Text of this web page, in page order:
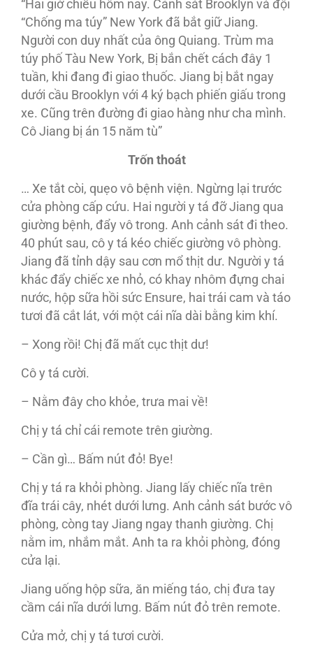
“Hai giờ chiều hôm nay. Cảnh sát Brooklyn và đội
“Chống ma túy” New York đã bắt giữ Jiang.
Người con duy nhất của ông Quiang. Trùm ma
túy phố Tàu New York, Bị bắn chết cách đây 1
tuần, khi đang đi giao thuốc. Jiang bị bắt ngay
dưới cầu Brooklyn với 4 ký bạch phiến giấu trong
xe. Cũng trên đường đi giao hàng như cha mình.
Cô Jiang bị án 15 năm tù”
Trốn thoát
… Xe tắt còi, quẹo vô bệnh viện. Ngừng lại trước
cửa phòng cấp cứu. Hai người y tá đỡ Jiang qua
giường bệnh, đẩy vô trong. Anh cảnh sát đi theo.
40 phút sau, cô y tá kéo chiếc giường vô phòng.
Jiang đã tỉnh dậy sau cơn mổ thịt dư. Người y tá
khác đẩy chiếc xe nhỏ, có khay nhôm đựng chai
nước, hộp sữa hồi sức Ensure, hai trái cam và táo
tươi đã cắt lát, với một cái nĩa dài bằng kim khí.
– Xong rồi! Chị đã mất cục thịt dư!
Cô y tá cười.
– Nằm đây cho khỏe, trưa mai về!
Chị y tá chỉ cái remote trên giường.
– Cần gì… Bấm nút đỏ! Bye!
Chị y tá ra khỏi phòng. Jiang lấy chiếc nĩa trên
đĩa trái cây, nhét dưới lưng. Anh cảnh sát bước vô
phòng, còng tay Jiang ngay thanh giường. Chị
nằm im, nhắm mắt. Anh ta ra khỏi phòng, đóng
cửa lại.
Jiang uống hộp sữa, ăn miếng táo, chị đưa tay
cầm cái nĩa dưới lưng. Bấm nút đỏ trên remote.
Cửa mở, chị y tá tươi cười.